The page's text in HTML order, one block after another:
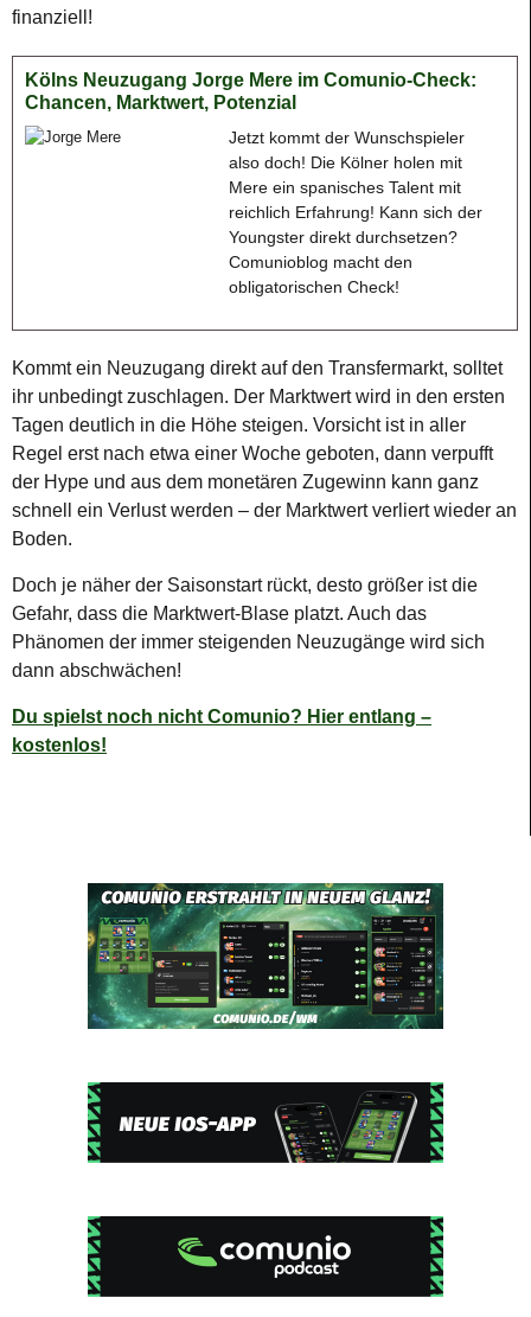
finanziell!
Kölns Neuzugang Jorge Mere im Comunio-Check:
Chancen, Marktwert, Potenzial
Jetzt kommt der Wunschspieler
also doch! Die Kölner holen mit
Mere ein spanisches Talent mit
reichlich Erfahrung! Kann sich der
Youngster direkt durchsetzen?
Comunioblog macht den
obligatorischen Check!
Kommt ein Neuzugang direkt auf den Transfermarkt, solltet
ihr unbedingt zuschlagen. Der Marktwert wird in den ersten
Tagen deutlich in die Höhe steigen. Vorsicht ist in aller
Regel erst nach etwa einer Woche geboten, dann verpufft
der Hype und aus dem monetären Zugewinn kann ganz
schnell ein Verlust werden – der Marktwert verliert wieder an
Boden.
Doch je näher der Saisonstart rückt, desto größer ist die
Gefahr, dass die Marktwert-Blase platzt. Auch das
Phänomen der immer steigenden Neuzugänge wird sich
dann abschwächen!
Du spielst noch nicht Comunio? Hier entlang –
kostenlos!